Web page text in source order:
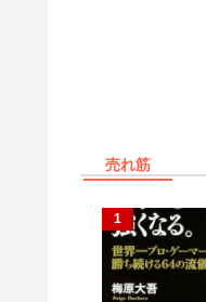
売れ筋